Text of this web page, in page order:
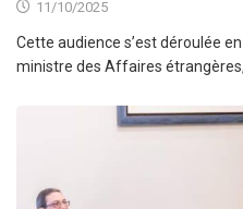
11/10/2025
Cette audience s’est déroulée
ministre des Affaires